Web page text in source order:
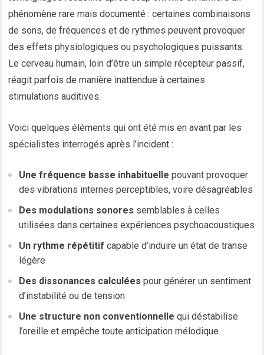
phénomène rare mais documenté : certaines combinaisons
de sons, de fréquences et de rythmes peuvent provoquer
des effets physiologiques ou psychologiques puissants.
Le cerveau humain, loin d’être un simple récepteur passif,
réagit parfois de manière inattendue à certaines
stimulations auditives.
Voici quelques éléments qui ont été mis en avant par les
spécialistes interrogés après l’incident :
Une fréquence basse inhabituelle pouvant provoquer
des vibrations internes perceptibles, voire désagréables
Des modulations sonores semblables à celles
utilisées dans certaines expériences psychoacoustiques
Un rythme répétitif capable d’induire un état de transe
légère
Des dissonances calculées pour générer un sentiment
d’instabilité ou de tension
Une structure non conventionnelle qui déstabilise
l’oreille et empêche toute anticipation mélodique